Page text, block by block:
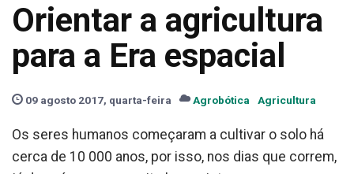
Orientar a agricultura
para a Era espacial
09 agosto 2017, quarta-feira Agrobótica Agricultura
Os seres humanos começaram a cultivar o solo há
cerca de 10 000 anos, por isso, nos dias que correm,